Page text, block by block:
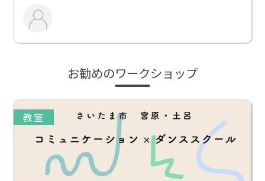
お勧めのワークショップ
教室